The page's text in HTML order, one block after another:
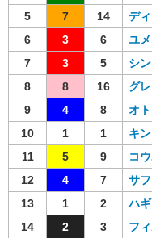
5
7 14 デ
6
3 6 ユ
7
3 5 シ
8
8 16 グ
9
4 8 オ
10
1 1 キ
11
5 9 コ
12
4 7 サ
13
1 2 ハ
14
2 3 フ